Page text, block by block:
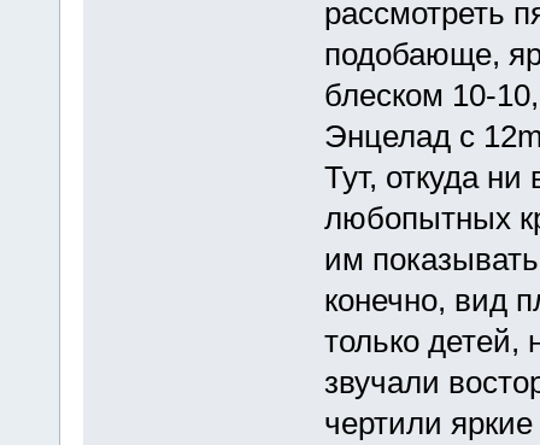
рассмотреть
подобающе,
блеском 10-
Энцелад с
Тут, откуда
любопытных
им
конечно, вид
только детей,
звучали
чертили